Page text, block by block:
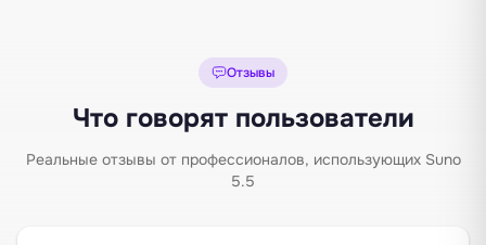
Отзывы
Что говорят пользователи
Реальные отзывы от профессионалов, использующих Suno
5.5